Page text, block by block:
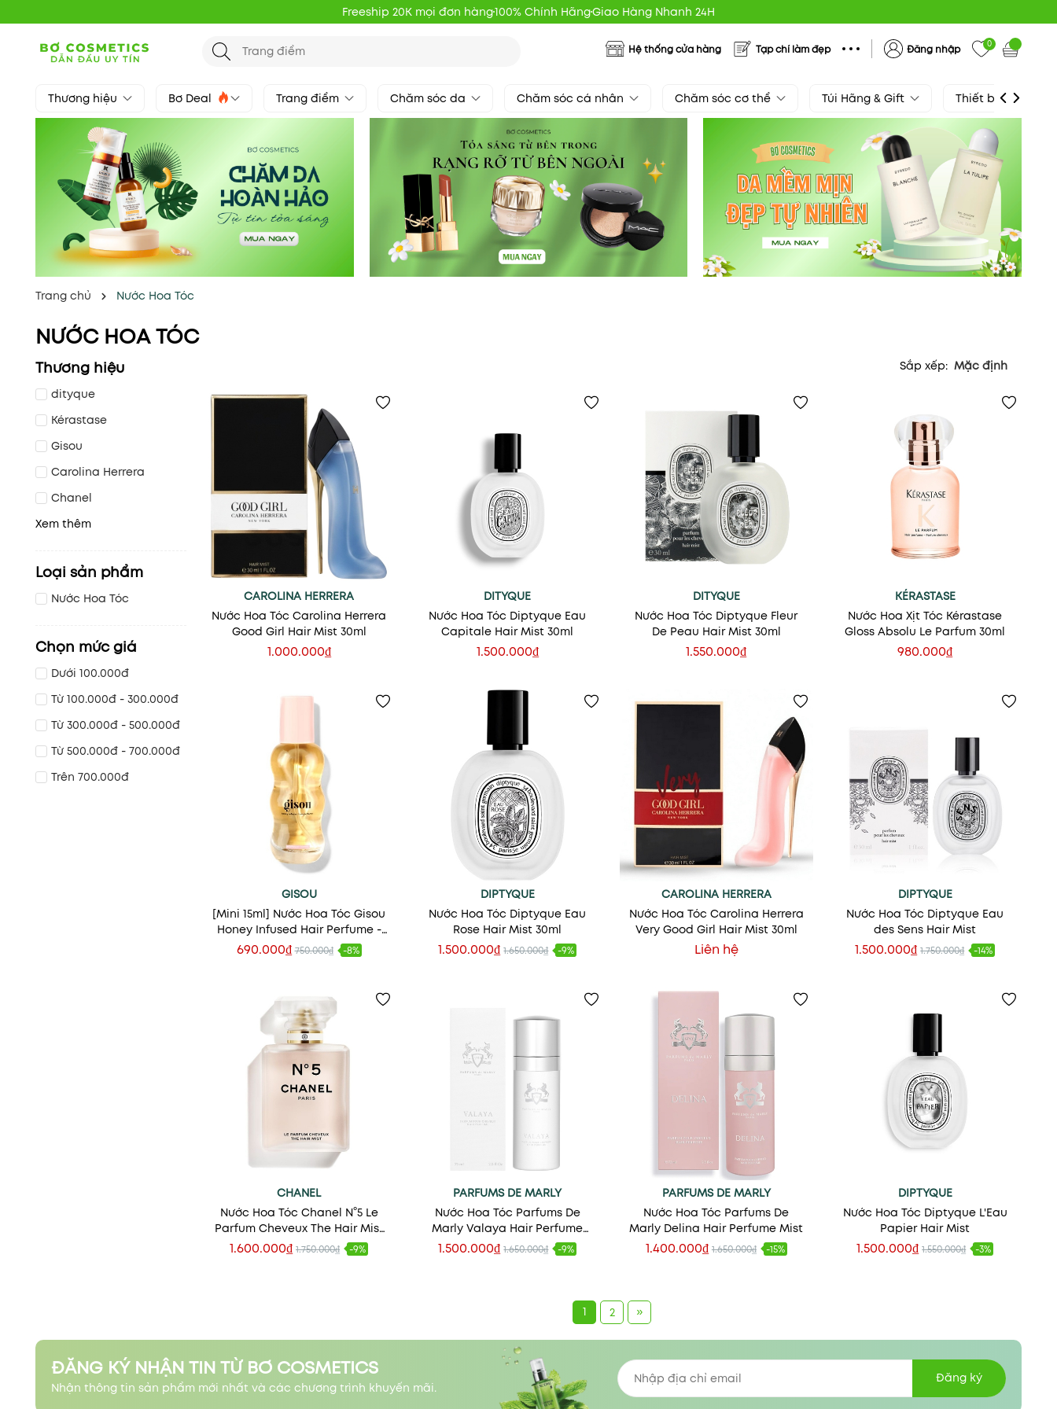
Freeship 20K mọi đơn hàng100% Chính HãngGiao Hàng Nhanh 24H
Hệ thống cửa hàng Tạp chí làm đẹp Đăng nhập 0
Thương hiệu Bơ Deal Trang điểm Chăm sóc da Chăm sóc cá nhân Chăm sóc cơ thể Túi Hãng & Gift Thiết bị làm đẹp
Trang chủ Nước Hoa Tóc
NƯỚC HOA TÓC
Thương hiệu
dityque
Kérastase
Gisou
Carolina Herrera
Chanel
Xem thêm
Loại sản phẩm
Nước Hoa Tóc
Chọn mức giá
Dưới 100.000đ
Từ 100.000đ - 300.000đ
Từ 300.000đ - 500.000đ
Từ 500.000đ - 700.000đ
Trên 700.000đ
Sắp xếp: Mặc định
CAROLINA HERRERA
Nước Hoa Tóc Carolina Herrera
Good Girl Hair Mist 30ml
1.000.000₫
DITYQUE
Nước Hoa Tóc Diptyque Eau
Capitale Hair Mist 30ml
1.500.000₫
DITYQUE
Nước Hoa Tóc Diptyque Fleur
De Peau Hair Mist 30ml
1.550.000₫
KÉRASTASE
Nước Hoa Xịt Tóc Kérastase
Gloss Absolu Le Parfum 30ml
980.000₫
GISOU
[Mini 15ml] Nước Hoa Tóc Gisou
Honey Infused Hair Perfume -
Wildflower
690.000₫ 750.000₫ -8%
DIPTYQUE
Nước Hoa Tóc Diptyque Eau
Rose Hair Mist 30ml
1.500.000₫ 1.650.000₫ -9%
CAROLINA HERRERA
Nước Hoa Tóc Carolina Herrera
Very Good Girl Hair Mist 30ml
Liên hệ
DIPTYQUE
Nước Hoa Tóc Diptyque Eau
des Sens Hair Mist
1.500.000₫ 1.750.000₫ -14%
CHANEL
Nước Hoa Tóc Chanel N°5 Le
Parfum Cheveux The Hair Mist
35ml
1.600.000₫ 1.750.000₫ -9%
PARFUMS DE MARLY
Nước Hoa Tóc Parfums De
Marly Valaya Hair Perfume
Mist
1.500.000₫ 1.650.000₫ -9%
PARFUMS DE MARLY
Nước Hoa Tóc Parfums De
Marly Delina Hair Perfume Mist
1.400.000₫ 1.650.000₫ -15%
DIPTYQUE
Nước Hoa Tóc Diptyque L'Eau
Papier Hair Mist
1.500.000₫ 1.550.000₫ -3%
1 2 »
ĐĂNG KÝ NHẬN TIN TỪ BƠ COSMETICS
Nhận thông tin sản phẩm mới nhất và các chương trình khuyến mãi.
Đăng ký